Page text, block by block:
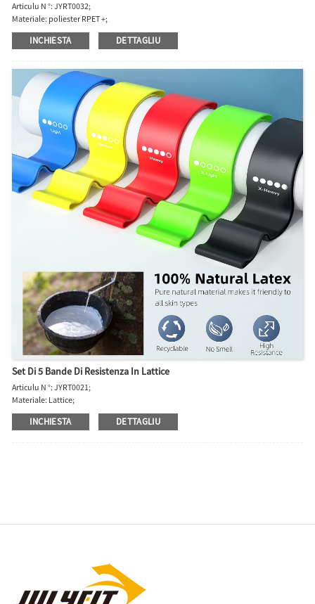
Articulu N °: JYRT0032;
Materiale: poliester RPET +;
Hot Size: 76 * 8cm, trè livelli di resistenza;
Modalità di imballaggio normale: Borsa di rete
INCHIESTA DETTAGLIU
Set Di 5 Bande Di Resistenza In Lattice
Articulu N °: JYRT0021;
Materiale: Lattice;
Size Hot: 600 * 50 * 0,35 / 0,5 / 0,7 / 0,9 / 1,1 mm;
Modalità di imballaggio normale: Polybag è scatula di culore.
INCHIESTA DETTAGLIU